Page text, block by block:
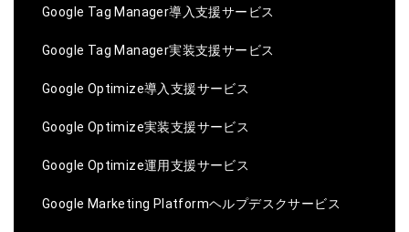
Google Tag Manager導入支援サービス
Google Tag Manager実装支援サービス
Google Optimize導入支援サービス
Google Optimize実装支援サービス
Google Optimize運用支援サービス
Google Marketing Platformヘルプデスクサービス